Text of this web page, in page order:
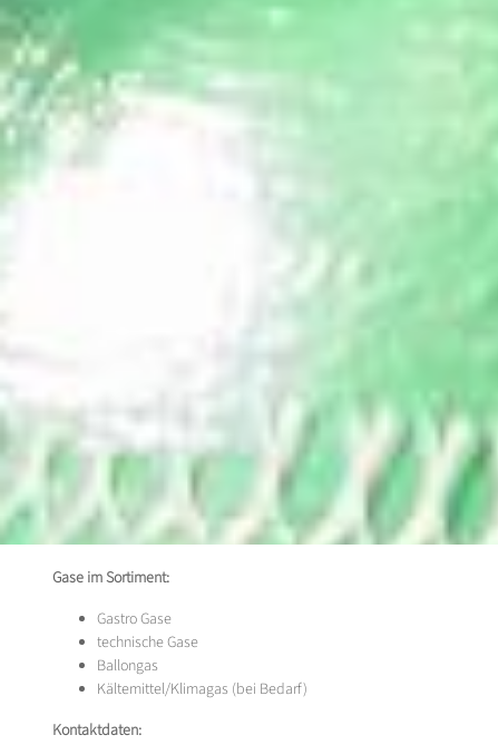
Gase im Sortiment:
Gastro Gase
technische Gase
Ballongas
Kältemittel/Klimagas (bei Bedarf)
Kontaktdaten: